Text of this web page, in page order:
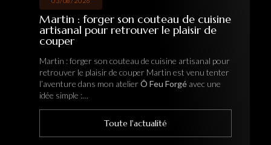
Hervé : une immersion au cœur de la
forge pour fabriquer son couteau
artisanal
Hervé : une immersion au cœur de la forge pour
fabriquer son couteau artisanal Hervé est venu dans
mon atelier Ô Feu Forgépour vivre une vraie
immersion au cœur de la forge. L…
Toute l'actualité